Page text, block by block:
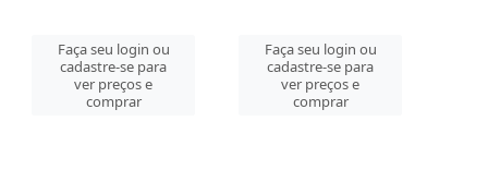
Faça seu login ou
cadastre-se para
ver preços e
comprar
Faça seu login ou
cadastre-se para
ver preços e
comprar